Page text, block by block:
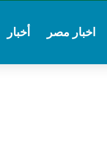
اخبار مصر أخبار